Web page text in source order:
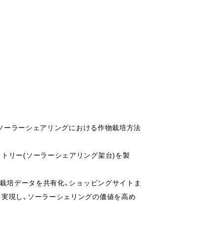
ーラーシェアリングにおける作物栽培方法
リー(ソーラーシェアリング架台)を製
培データを共有化、ショッピングサイトま
現し、ソーラーシェリングの価値を高め